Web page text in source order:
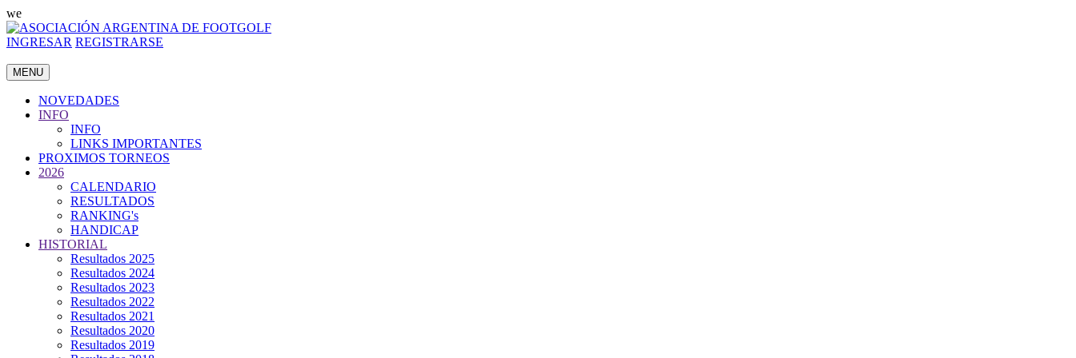
we
INGRESAR REGISTRARSE
MENU
NOVEDADES
INFO
INFO
LINKS IMPORTANTES
PROXIMOS TORNEOS
2026
CALENDARIO
RESULTADOS
RANKING's
HANDICAP
HISTORIAL
Resultados 2025
Resultados 2024
Resultados 2023
Resultados 2022
Resultados 2021
Resultados 2020
Resultados 2019